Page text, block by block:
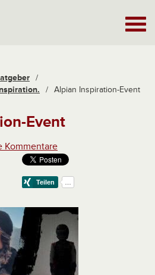
/
/ Alpian Inspiration-Event
Event
Kommentare